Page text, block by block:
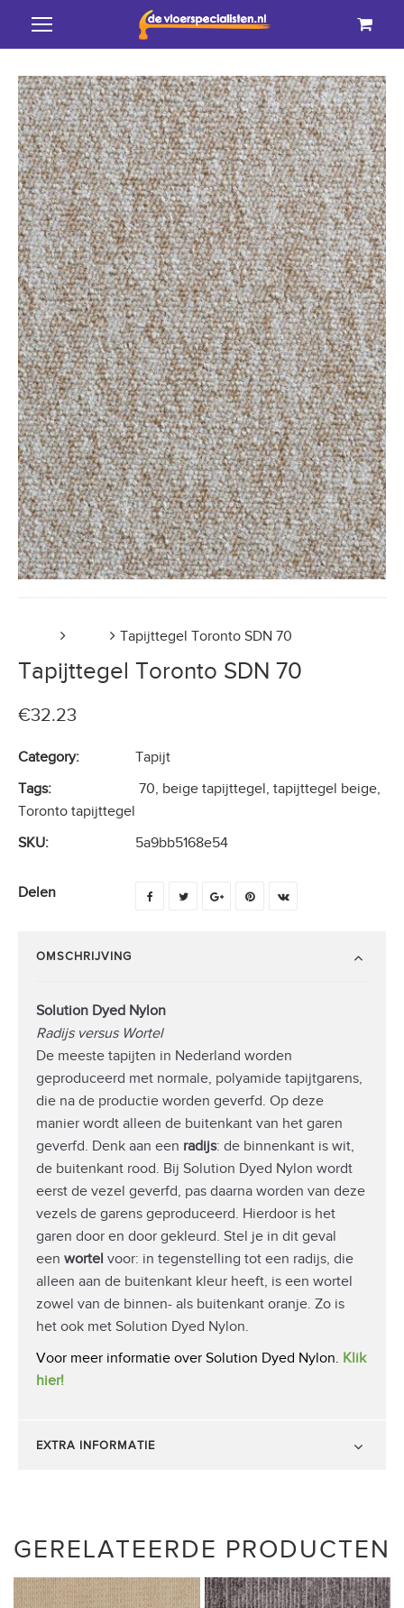
Tapijttegel Toronto SDN 70
Tapijttegel Toronto SDN 70
€32.23
Category:
Tapijt
Tags:
70, beige tapijttegel , tapijttegel beige,
Toronto tapijttegel
SKU:
5a9bb5168e54
Delen
OMSCHRIJVING
Solution Dyed Nylon
Radijs versus Wortel
De meeste tapijten in Nederland worden
geproduceerd met normale, polyamide tapijtgarens,
die na de productie worden geverfd. Op deze
manier wordt alleen de buitenkant van het garen
geverfd. Denk aan een radijs: de binnenkant is wit,
de buitenkant rood. Bij Solution Dyed Nylon wordt
eerst de vezel geverfd, pas daarna worden van deze
vezels de garens geproduceerd. Hierdoor is het
garen door en door gekleurd. Stel je in dit geval
een wortel voor: in tegenstelling tot een radijs, die
alleen aan de buitenkant kleur heeft, is een wortel
zowel van de binnen- als buitenkant oranje. Zo is
het ook met Solution Dyed Nylon.
Voor meer informatie over Solution Dyed Nylon. Klik
hier!
EXTRA INFORMATIE
GERELATEERDE PRODUCTEN